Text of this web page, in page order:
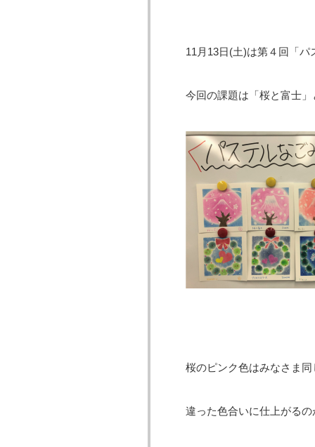
11月13日(土)は第４回「
今回の課題は「桜と富士
桜のピンク色はみなさま
違った色合いに仕上がる